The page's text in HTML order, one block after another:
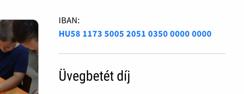
IBAN:
HU58 1173 5005 2051 0350 0000 0000
Üvegbetét díj